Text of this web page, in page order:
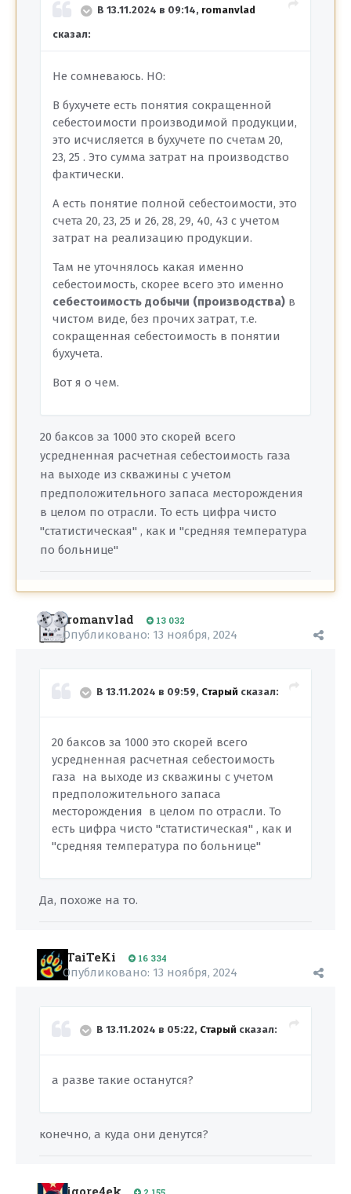
В 13.11.2024 в 09:14, romanvlad
сказал:
Не сомневаюсь. НО:
В бухучете есть понятия сокращенной
себестоимости производимой продукции,
это исчисляется в бухучете по счетам 20,
23, 25 . Это сумма затрат на производство
фактически.
А есть понятие полной себестоимости, это
счета 20, 23, 25 и 26, 28, 29, 40, 43 с учетом
затрат на реализацию продукции.
Там не уточнялось какая именно
себестоимость, скорее всего это именно
себестоимость добычи (производства) в
чистом виде, без прочих затрат, т.е.
сокращенная себестоимость в понятии
бухучета.
Вот я о чем.
20 баксов за 1000 это скорей всего
усредненная расчетная себестоимость газа
на выходе из скважины с учетом
предположительного запаса месторождения
в целом по отрасли. То есть цифра чисто
"статистическая" , как и "средняя температура
по больнице"
romanvlad 13 032
Опубликовано: 13 ноября, 2024
В 13.11.2024 в 09:59, Старый сказал:
20 баксов за 1000 это скорей всего
усредненная расчетная себестоимость
газа на выходе из скважины с учетом
предположительного запаса
месторождения в целом по отрасли. То
есть цифра чисто "статистическая" , как и
"средняя температура по больнице"
Да, похоже на то.
TaiTeKi 16 334
Опубликовано: 13 ноября, 2024
В 13.11.2024 в 05:22, Старый сказал:
а разве такие останутся?
конечно, а куда они денутся?
igore4ek